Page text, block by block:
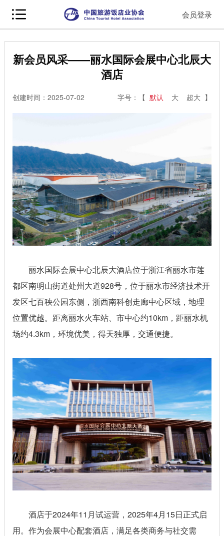
会员登录
新会员风采——丽水国际会展中心北辰大
酒店
创建时间：2025-07-02 字号：【 默认 大 超大 】
丽水国际会展中心北辰大酒店位于浙江省丽水市莲
都区南明山街道处州大道928号，位于丽水市经济技术开
发区七百秧公园东侧，浙西南科创走廊中心区域，地理
位置优越。距离丽水火车站、市中心约10km，距丽水机
场约4.3km，环境优美，得天独厚，交通便捷。
酒店于2024年11月试运营，2025年4月15日正式启
用。作为会展中心配套酒店，满足各类商务与社交需